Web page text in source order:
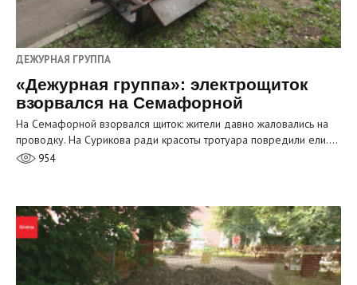
ДЕЖУРНАЯ ГРУППА
«Дежурная группа»: электрощиток
взорвался на Семафорной
На Семафорной взорвался щиток: жители давно жаловались на
проводку. На Сурикова ради красоты тротуара повредили ели.…
954